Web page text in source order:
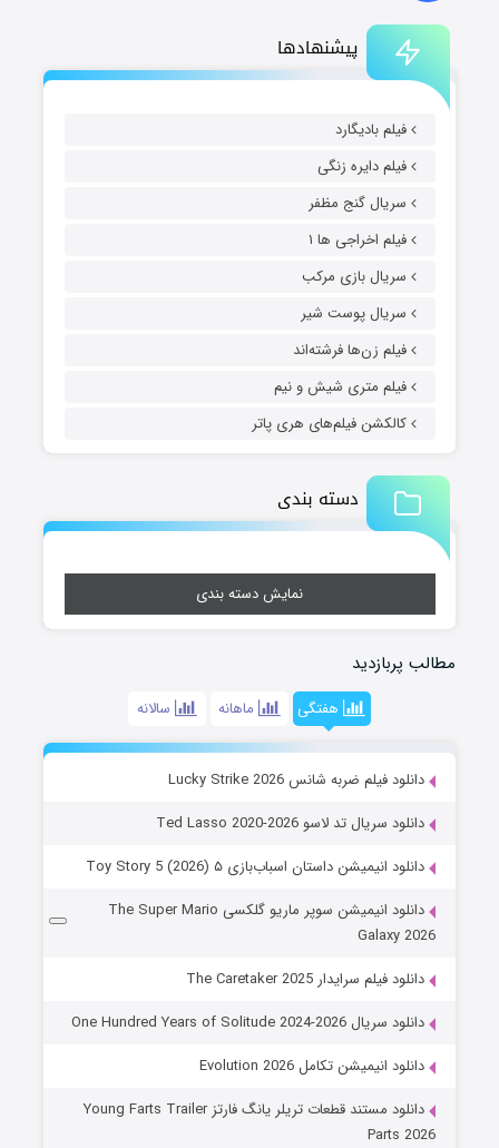
پیشنهادها
فیلم بادیگارد
فیلم دایره زنگی
سریال گنج مظفر
فیلم اخراجی ها ۱
سریال بازی مرکب
سریال پوست شیر
فیلم زن‌ها فرشته‌اند
فیلم متری شیش و نیم
کالکشن فیلم‌های هری پاتر
دسته بندی
نمایش دسته بندی
مطالب پربازدید
هفتگی ماهانه سالانه
دانلود فیلم ضربه شانس Lucky Strike 2026
دانلود سریال تد لاسو Ted Lasso 2020-2026
دانلود انیمیشن داستان اسباب‌بازی ۵ Toy Story 5 (2026)
دانلود انیمیشن سوپر ماریو گلکسی The Super Mario
Galaxy 2026
دانلود فیلم سرایدار The Caretaker 2025
دانلود سریال One Hundred Years of Solitude 2024-2026
دانلود انیمیشن تکامل Evolution 2026
دانلود مستند قطعات تریلر یانگ فارتز Young Farts Trailer
Parts 2026